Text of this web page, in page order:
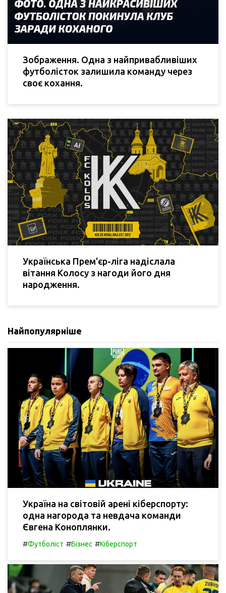
Зображення. Одна з найпривабливіших
футболісток залишила команду через
своє кохання.
Українська Прем'єр-ліга надіслала
вітання Колосу з нагоди його дня
народження.
Найпопулярніше
Україна на світовій арені кіберспорту:
одна нагорода та невдача команди
Євгена Коноплянки.
#Футболіст #Бізнес #Кіберспорт